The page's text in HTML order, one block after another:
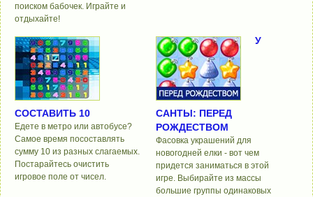
поиском бабочек. Играйте и
отдыхайте!
СОСТАВИТЬ 10
Едете в метро или автобусе?
Самое время посоставлять
сумму 10 из разных слагаемых.
Постарайтесь очистить
игровое поле от чисел.
У
САНТЫ: ПЕРЕД
РОЖДЕСТВОМ
Фасовка украшений для
новогодней елки - вот чем
придется заниматься в этой
игре. Выбирайте из массы
большие группы одинаковых